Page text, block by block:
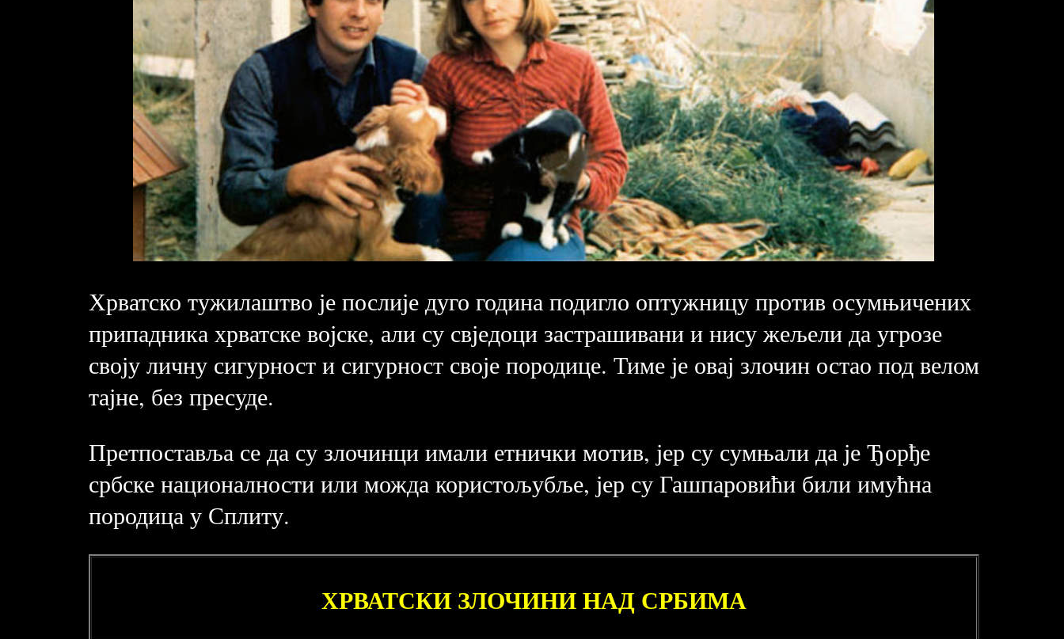
Хрватско тужилаштво је послије дуго година подигло оптужницу против осумњичених
припадника хрватске војске, али су свједоци застрашивани и нису жељели да угрозе
своју личну сигурност и сигурност своје породице. Тиме је овај злочин остао под велом
тајне, без пресуде.
Претпоставља се да су злочинци имали етнички мотив, јер су сумњали да је Ђорђе
србске националности или можда користољубље, јер су Гашпаровићи били имућна
породица у Сплиту.
ХРВАТСКИ ЗЛОЧИНИ НАД СРБИМА